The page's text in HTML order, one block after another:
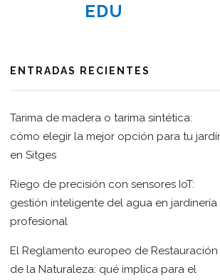
EDU
ENTRADAS RECIENTES
Tarima de madera o tarima sintética:
cómo elegir la mejor opción para tu
en Sitges
Riego de precisión con sensores IoT:
gestión inteligente del agua en jardinería
profesional
El Reglamento europeo de Restauración
de la Naturaleza: qué implica para el